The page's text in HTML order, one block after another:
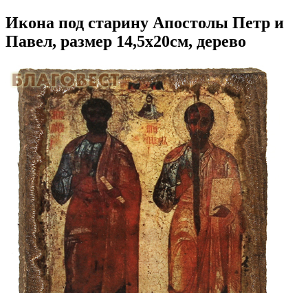
Икона под старину Апостолы Петр и
Павел, размер 14,5х20см, дерево